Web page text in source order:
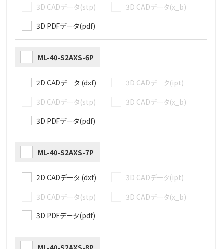
3D CADデータ(stp)
3D CADデータ(x_b)
3D PDFデータ(pdf)
ML-40-S2AXS-6P
2D CADデータ (dxf)
3D CADデータ(ipt)
3D CADデータ(stp)
3D CADデータ(x_b)
3D PDFデータ(pdf)
ML-40-S2AXS-7P
2D CADデータ (dxf)
3D CADデータ(ipt)
3D CADデータ(stp)
3D CADデータ(x_b)
3D PDFデータ(pdf)